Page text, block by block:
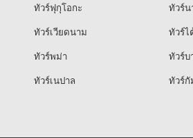
ทัวร์ฟุกุโอกะ ทัวร์น
ทัวร์เวียดนาม ทัวร์
ทัวร์พม่า ทัวร์บ
ทัวร์เนปาล ทัวร์